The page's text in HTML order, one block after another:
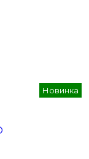
Новинка